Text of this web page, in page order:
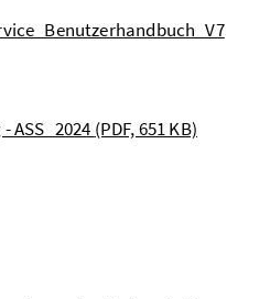
ASS_2024 (PDF, 651 KB)